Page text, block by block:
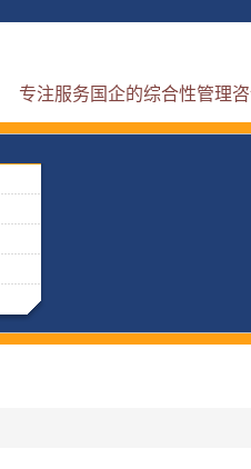
专注服务国企的综合性管理